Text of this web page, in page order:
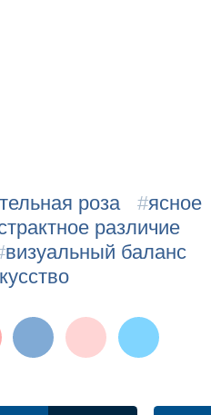
роза #ясное
различие
визуальный баланс